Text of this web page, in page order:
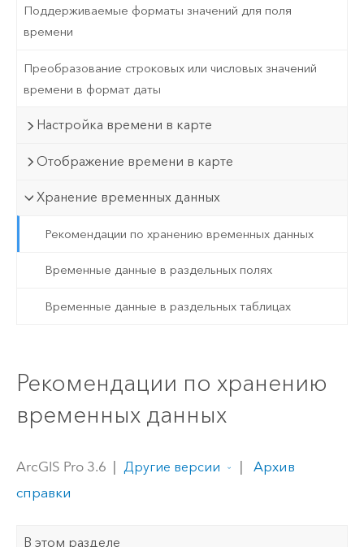
Поддерживаемые форматы значений для поля
времени
Преобразование строковых или числовых значений
времени в формат даты
Настройка времени в карте
Отображение времени в карте
Хранение временных данных
Рекомендации по хранению временных данных
Временные данные в раздельных полях
Временные данные в раздельных таблицах
Рекомендации по хранению
временных данных
ArcGIS Pro 3.6 Другие версии
Архив
справки
В этом разделе